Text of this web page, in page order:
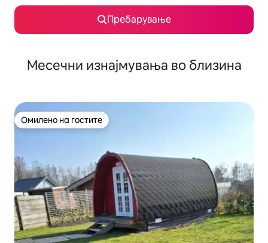
Пребарување
Месечни изнајмувања во близина
Омилено на гостите
Омилено на гостите